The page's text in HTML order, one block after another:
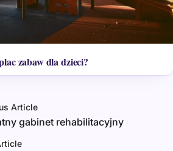
zabaw dla dzieci?
Article
gabinet rehabilitacyjny